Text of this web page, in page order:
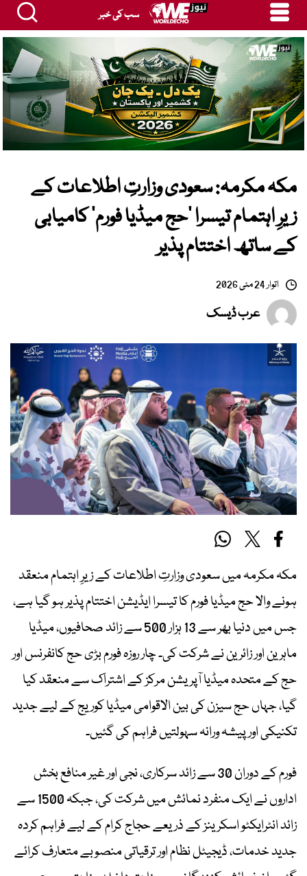
سب کی خبر
مکہ مکرمہ: سعودی وزارتِ اطلاعات کے
زیرِ اہتمام تیسرا ’حج میڈیا فورم‘ کامیابی
کے ساتھ اختتام پذیر
اتوار 24 مئی 2026
عرب ڈیسک
مکہ مکرمہ میں سعودی وزارتِ اطلاعات کے زیرِ اہتمام منعقد
ہونے والا حج میڈیا فورم کا تیسرا ایڈیشن اختتام پذیر ہو گیا ہے،
جس میں دنیا بھر سے 13 ہزار 500 سے زائد صحافیوں، میڈیا
ماہرین اور زائرین نے شرکت کی۔ چار روزہ فورم بڑی حج کانفرنس اور
حج کے متحدہ میڈیا آپریشن مرکز کے اشتراک سے منعقد کیا
گیا، جہاں حج سیزن کی بین الاقوامی میڈیا کوریج کے لیے جدید
تکنیکی اور پیشہ ورانہ سہولتیں فراہم کی گئیں۔
فورم کے دوران 30 سے زائد سرکاری، نجی اور غیر منافع بخش
اداروں نے ایک منفرد نمائش میں شرکت کی، جبکہ 1500 سے
زائد انٹرایکٹو اسکرینز کے ذریعے حجاج کرام کے لیے فراہم کردہ
جدید خدمات، ڈیجیٹل نظام اور ترقیاتی منصوبے متعارف کرائے